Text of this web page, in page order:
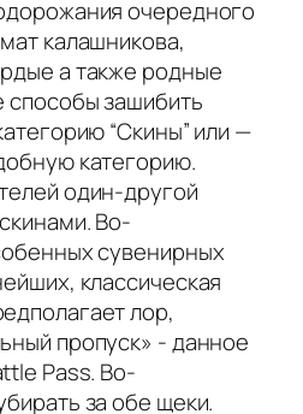
очередного
калашникова,
а также родные
способы зашибить
“Скины” или —
категорию.
один-другой
Во-
сувенирных
классическая
лор,
пропуск» - данное
Pass. Во-
за обе щеки.